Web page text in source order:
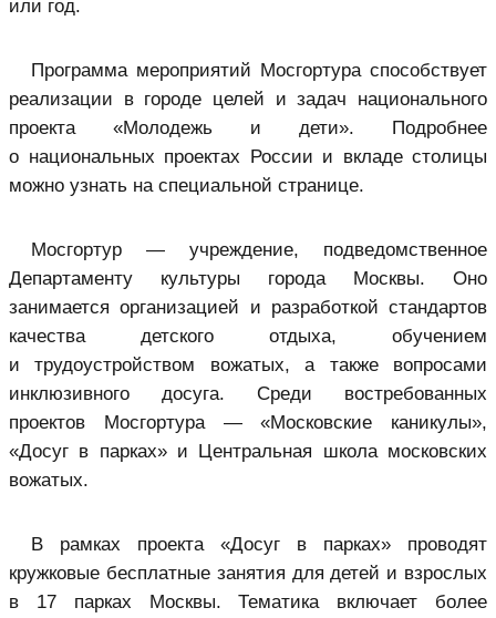
или год.
Программа мероприятий Мосгортура способствует
реализации в городе целей и задач национального
проекта «Молодежь и дети». Подробнее
о национальных проектах России и вкладе столицы
можно узнать на специальной странице.
Мосгортур — учреждение, подведомственное
Департаменту культуры города Москвы. Оно
занимается организацией и разработкой стандартов
качества детского отдыха, обучением
и трудоустройством вожатых, а также вопросами
инклюзивного досуга. Среди востребованных
проектов Мосгортура — «Московские каникулы»,
«Досуг в парках» и Центральная школа московских
вожатых.
В рамках проекта «Досуг в парках» проводят
кружковые бесплатные занятия для детей и взрослых
в 17 парках Москвы. Тематика включает более